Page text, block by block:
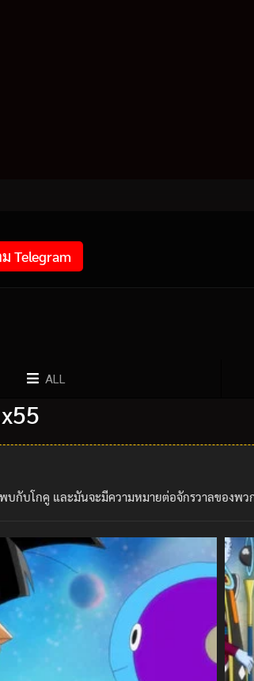
Telegram
ALL
กับโกคู และมันจะมีความหมายต่อจักรวาลของพวก